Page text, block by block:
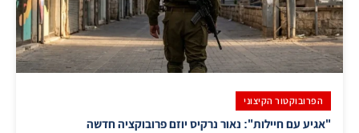
הפרובוקטור הקיצוני
"אגיע עם חיילות": נאור נרקיס יוזם פרובוקציה חדשה